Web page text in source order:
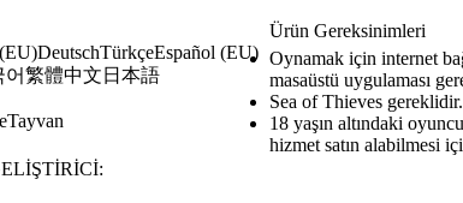
DeutschTürkçeEspañol (EU)
어繁體中文 日本語
Tayvan
Ürün Gereksinimleri
Oynamak için internet
masaüstü uygulaması
Sea of Thieves gereklidir.
18 yaşın altındaki
hizmet satın alabilmesi